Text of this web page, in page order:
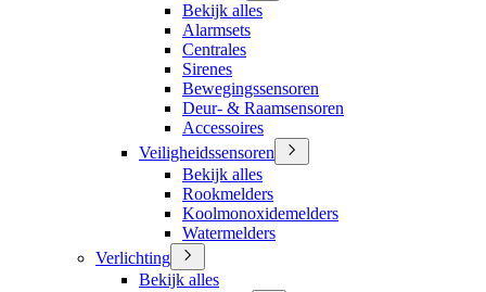
Bekijk alles
Alarmsets
Centrales
Sirenes
Bewegingssensoren
Deur- & Raamsensoren
Accessoires
Veiligheidssensoren
Bekijk alles
Rookmelders
Koolmonoxidemelders
Watermelders
Verlichting
Bekijk alles